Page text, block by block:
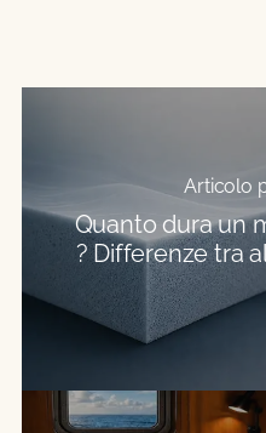
Articolo
Quanto dura un
? Differenze tra